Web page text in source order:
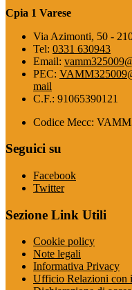
Cpia 1 Varese
Via Azimonti, 50 -
Tel: 0331 630943
Email:
PEC:
mail
C.F.: 91065390121
Codice Mecc:
Seguici su
Facebook
Twitter
Sezione Link Utili
Cookie policy
Note legali
Informativa Privacy
Ufficio Relazioni con